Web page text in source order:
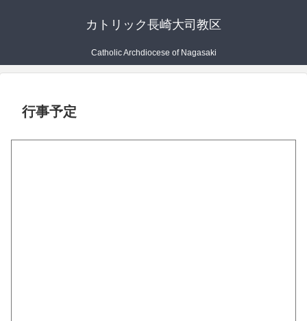
カトリック長崎大司教区
Catholic Archdiocese of Nagasaki
行事予定